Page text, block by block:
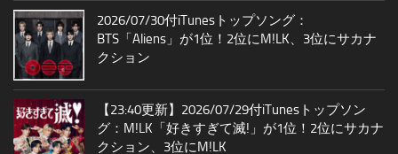
2026/07/30付iTunesトップソング：
BTS「Aliens」が1位！2位にM!LK、3位にサカナ
クション
【23:40更新】2026/07/29付iTunesトップソン
グ：M!LK「好きすぎて滅!」が1位！2位にサカナ
クション、3位にM!LK